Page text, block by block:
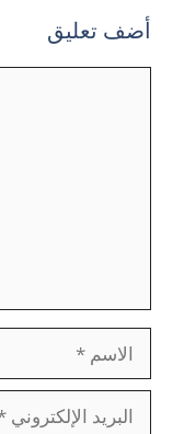
أضف تعليق